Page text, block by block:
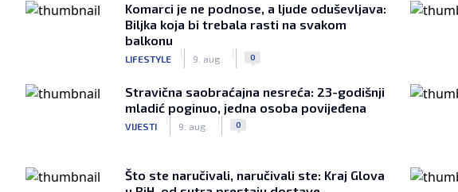
Komarci je ne podnose, a ljude oduševljava:
Biljka koja bi trebala rasti na svakom
balkonu
LIFESTYLE
|
9. aug.
| 0
Stravična saobraćajna nesreća: 23-godišnji
mladić poginuo, jedna osoba povijeđena
VIJESTI
|
9. aug.
| 0
Što ste naručivali, naručivali ste: Kraj Glova